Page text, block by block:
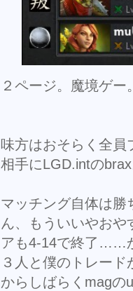
２ページ。魔境ゲー。
味方はおそらく全員
相手にLGD.intのbrax
マッチング自体は勝
ん、もういいやおや
アも4-14で終了……
３人と僕のトレー
からしばらくmagの